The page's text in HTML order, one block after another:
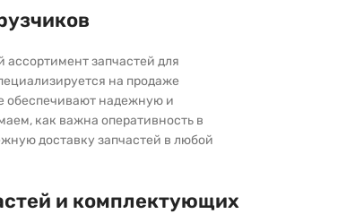
запчастей для
на продаже
обеспечивают надежную и
как важна оперативность в
доставку запчастей в любой
и комплектующих